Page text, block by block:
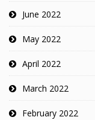
June 2022
May 2022
April 2022
March 2022
February 2022